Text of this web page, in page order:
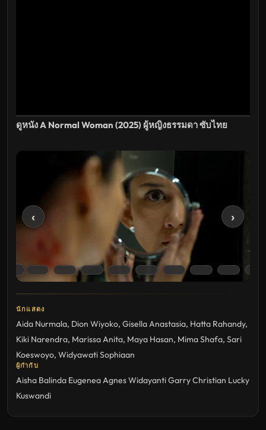
ดูหนัง A Normal Woman (2025) ผู้หญิงธรรมดา ซับไทย
‹ ›
นักแสดง
Aida Nurmala, Dion Wiyoko, Gisella Anastasia, Hatta Rahandy,
Kiki Narendra, Marissa Anita, Maya Hasan, Mima Shafa, Sari
Koeswoyo, Widyawati Sophiaan
ผู้กำกับ
Aisha Balinda Eugenea Agnes WidayantiGarry Christian Lucky
Kuswandi